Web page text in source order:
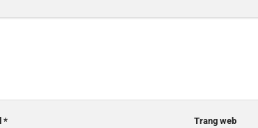
* Trang web